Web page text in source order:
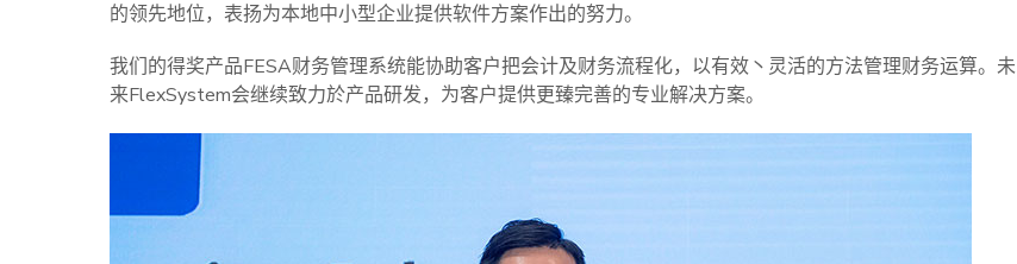
的领先地位，表扬为本地中小型企业提供软件方案作出的努力。
我们的得奖产品FESA财务管理系统能协助客户把会计及财务流程化，以有效丶灵活的方法管理财务运算。未
来FlexSystem会继续致力於产品研发，为客户提供更臻完善的专业解决方案。